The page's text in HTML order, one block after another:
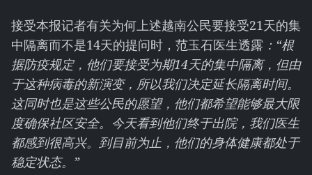
接受本报记者有关为何上述越南公民要接受21天的集
中隔离而不是14天的提问时，范玉石医生透露 ： “根
据防疫规定，他们要接受为期14天的集中隔离，但由
于这种病毒的新演变，所以我们决定延长隔离时间。
这同时也是这些公民的愿望，他们都希望能够最大限
度确保社区安全。今天看到他们终于出院，我们医生
都感到很高兴。到目前为止，他们的身体健康都处于
稳定状态。”